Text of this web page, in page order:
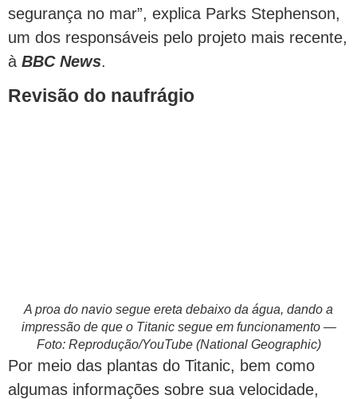
segurança no mar”, explica Parks Stephenson,
um dos responsáveis pelo projeto mais recente,
à BBC News.
Revisão do naufrágio
A proa do navio segue ereta debaixo da água, dando a
impressão de que o Titanic segue em funcionamento —
Foto: Reprodução/YouTube (National Geographic)
Por meio das plantas do Titanic, bem como
algumas informações sobre sua velocidade,